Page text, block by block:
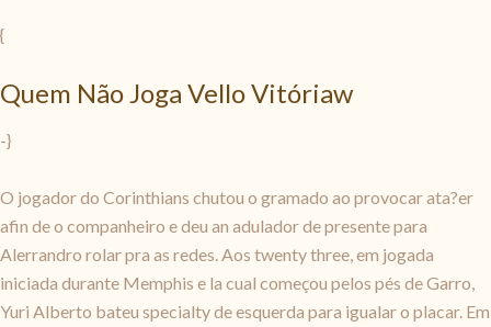
{
Quem Não Joga Vello Vitóriaw
-}
O jogador do Corinthians chutou o gramado ao provocar ata?er
afin de o companheiro e deu an adulador de presente para
Alerrandro rolar pra as redes. Aos twenty three, em jogada
iniciada durante Memphis e la cual começou pelos pés de Garro,
Yuri Alberto bateu specialty de esquerda para igualar o placar. Em